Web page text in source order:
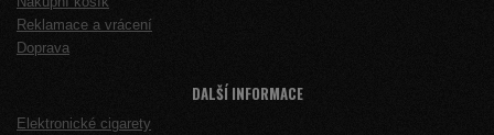
Reklamace a vrácení
Doprava
DALŠÍ INFORMACE
Elektronické cigarety